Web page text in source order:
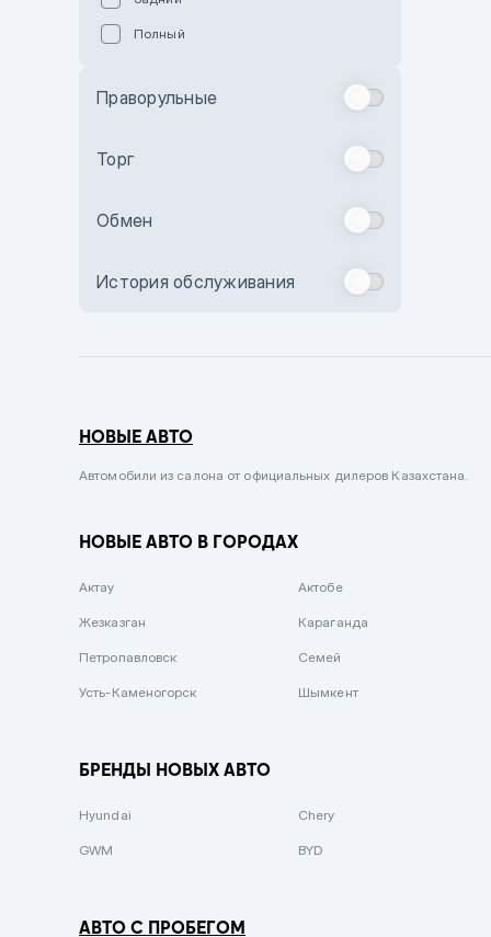
Бежевый
Комбинированный
Сиреневый металлик
Вишневый
Зеленый металлик
Полный
Праворульные
Торг
Обмен
История обслуживания
НОВЫЕ АВТО
Автомобили из салона от официальных дилеров Казахстана.
НОВЫЕ АВТО В ГОРОДАХ
Актау Актобе
Жезказган Караганда
Петропавловск Семей
Усть-Каменогорск Шымкент
БРЕНДЫ НОВЫХ АВТО
Hyundai Chery
GWM BYD
АВТО С ПРОБЕГОМ